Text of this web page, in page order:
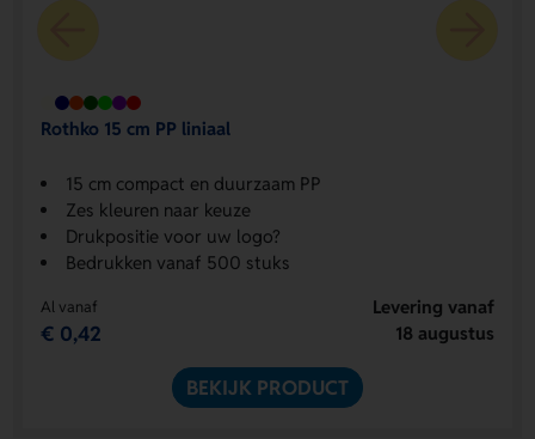
Rothko 15 cm PP liniaal
15 cm compact en duurzaam PP
Zes kleuren naar keuze
Drukpositie voor uw logo?
Bedrukken vanaf 500 stuks
Al vanaf
€ 0,42
Levering vanaf
18 augustus
BEKIJK PRODUCT